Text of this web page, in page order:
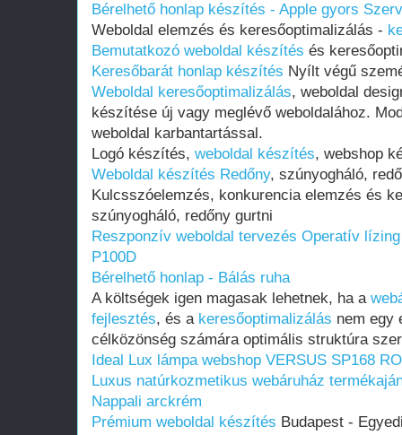
Bérelhető honlap készítés - Apple gyors
Weboldal elemzés és keresőoptimalizálás -
Bemutatkozó weboldal készítés és
Keresőbarát honlap készítés Nyílt végű
Weboldal keresőoptimalizálás, weboldal
készítése új vagy meglévő weboldalához.
weboldal karbantartással.
Logó készítés, weboldal készítés, webshop
Weboldal készítés Redőny, szúnyogháló,
Kulcsszóelemzés, konkurencia elemzés és
szúnyogháló, redőny gurtni
Reszponzív weboldal tervezés Operatív
P100D
Bérelhető honlap - Bálás ruha
A költségek igen magasak lehetnek, ha a
fejlesztés, és a keresőoptimalizálás nem egy
célközönség számára optimális struktúra
Ideal Lux lámpa webshop VERSUS SP168
Luxus natúrkozmetikus webáruház
Nappali arckrém
Prémium weboldal készítés Budapest -